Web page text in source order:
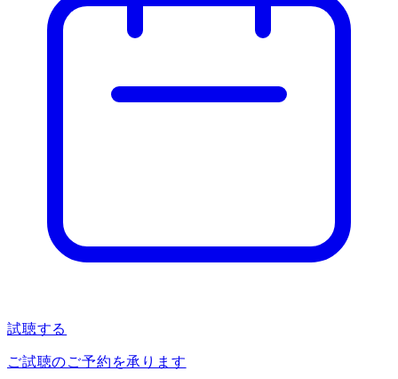
試聴する
ご試聴のご予約を承ります